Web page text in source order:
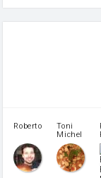
mantequilla
Opcional: Ron o
patatas
pimiento rojo
Pimentón
Roberto
Toni
Michel
Caubet